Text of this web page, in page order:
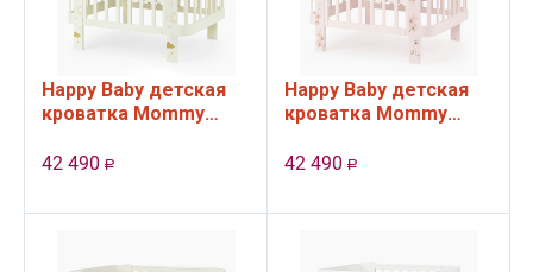
Happy Baby детская
кроватка Mommy
42 490 Р
Happy Baby детская
кроватка Mommy
42 490 Р